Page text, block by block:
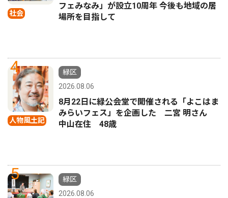
社会
フェみなみ」が設立10周年 今後も地域の居
場所を目指して
4
人物風土記
緑区
2026.08.06
8月22日に緑公会堂で開催される「よこはま
みらいフェス」を企画した 二宮 明さん
中山在住 48歳
5
緑区
2026.08.06